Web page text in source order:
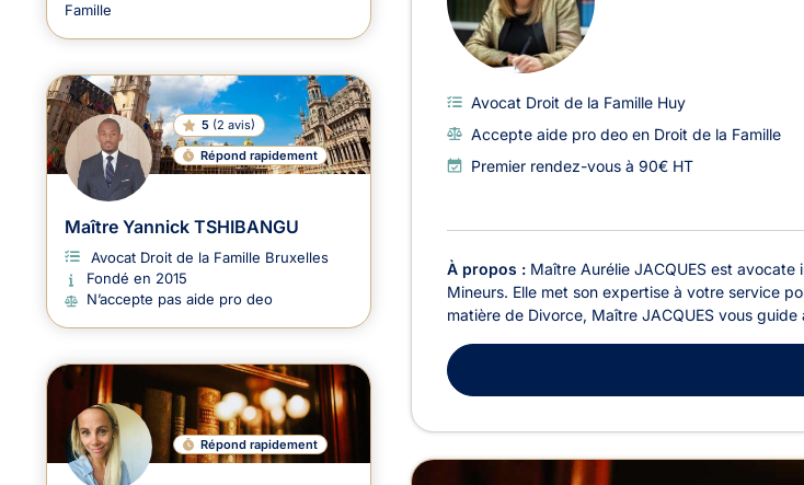
Avocat Droit de la Famille Huy
Accepte aide pro deo en Droit de la Famille
Premier rendez-vous à 90€ HT
À propos : Maître Aurélie JACQUES est
Mineurs. Elle met son expertise à votre service
matière de Divorce, Maître JACQUES vous
Famille
5 (2 avis)
Répond rapidement
Maître Yannick TSHIBANGU
Avocat Droit de la Famille Bruxelles
Fondé en 2015
N’accepte pas aide pro deo
Répond rapidement